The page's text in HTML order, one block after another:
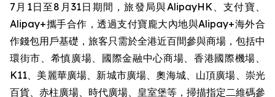
7月1日至8月31日期間，旅發局與AlipayHK、支付寶、
Alipay+攜手合作，透過支付寶龐大內地與Alipay+海外合
作錢包用戶基礎，旅客只需於全港近百間參與商場，包括中
環街市、希慎廣場、國際金融中心商場、香港國際機場、
K11、美麗華廣場、新城市廣場、奧海城、山頂廣場、崇光
百貨、赤柱廣場、時代廣場、皇室堡等，掃描指定二維碼參